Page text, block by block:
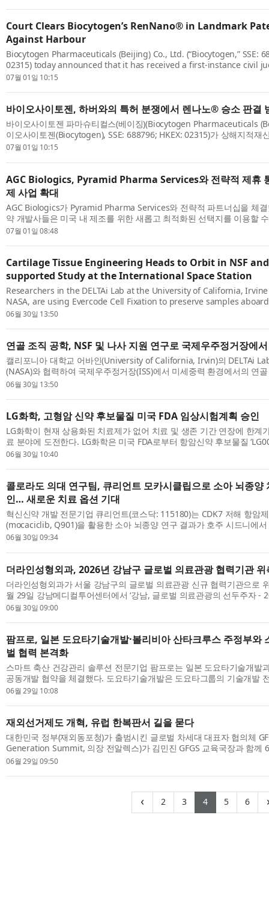
Court Clears Biocytogen’s RenNano® in Landmark
Against Harbour
Biocytogen Pharmaceuticals (Beijing) Co., Ltd. (“Biocytogen,” SSE:
02315) today announced that it has received a first-instance civil
Shanghai Intellectual Property Court. The court ruled that
07월 01일 10:15
바이오사이토젠, 하버와의 특허 분쟁에서 렌나노® 승소 판결
바이오사이토젠 파마슈티컬스(베이징)(Biocytogen Pharmaceuticals
이오사이토젠(Biocytogen), SSE: 688796; HKEX: 02315)가 상해지적재
Intellectual Property Court)으로부터 1심 민사 판결을 받았다고 발표
07월 01일 10:15
AGC Biologics, Pyramid Pharma Services와 전략적 제휴
제 사업 확대
AGC Biologics가 Pyramid Pharma Services와 전략적 파트너십을 체
약 개발사들은 미국 내 제조를 위한 새롭고 최적화된 선택지를 이용할
력은 AGC Biologics의 원료의약품(Drug Substance) 개발 및 제조 전
07월 01일 08:48
Cartilage Tissue Engineering Heads to Orbit in NSF and
supported Study at the International Space Station
Researchers in the DELTAi Lab at the University of California,
NASA, are using Evercode Cell Fixation to preserve samples
Space Station as part of a study of cartilage tissue engineering in
06월 30일 13:50
연골 조직 공학, NSF 및 나사 지원 연구로 국제우주정거장에
캘리포니아 대학교 어바인(University of California, Irvin)의 DELTAi
(NASA)와 협력하여 국제우주정거장(ISS)에서 미세중력 환경에서의 연
일환으로 검체를 보존하기 위해 에버코드 셀 픽세이션(Evercode Cell
06월 30일 13:50
LG화학, 고형암 신약 후보물질 미국 FDA 임상시험계획 승인
LG화학이 현재 상용화된 치료제가 없어 치료 및 생존 기간 연장에 한계
료 분야에 도전한다. LG화학은 미국 FDA로부터 항암신약 후보물질
상 시험계획(IND)을 승인받았다고 30일 밝혔다. ‘LG00313112’는 지난 4
06월 30일 10:40
콜로라도 의대 연구팀, 큐리언트 모카시클립으로 소아 뇌종양
인… 새로운 치료 옵션 기대
혁신신약 개발 전문기업 큐리언트(코스닥: 115180)는 CDK7 저해 항암
(mocaciclib, Q901)을 활용한 소아 뇌종양 연구 결과가 호주 시드니에
종양 심포지엄 2026(ISPNO 2026)에서 구두 발표됐다고 30일 밝혔다.
06월 30일 09:34
더라인성형외과, 2026년 강남구 글로벌 의료관광 협력기관 위
더라인성형외과가 서울 강남구의 글로벌 의료관광 신규 협력기관으로
월 29일 강남메디컬투어센터에서 ‘강남, 글로벌 의료관광의 선두주자 -
협력기관 위촉식’을 개최하고 더라인성형외과를 협력기관으로 위촉했
06월 30일 09:00
팜프로, 일본 도요타기술개발·볼리비아 산타크루스 주정부와
벌 협력 본격화
스마트 축산 건강관리 솔루션 전문기업 팜프로는 일본 도요타기술개발
공동개발 협약을 체결했다. 도요타기술개발은 도요타그룹의 기술개발
차를 넘어 농업과 식량안보 분야로 사업 영역을 확장하고 있다. ◇ 도요
06월 29일 10:08
재외선거제도 개혁, 유럽 한복판서 길을 묻다
대한민국 정부(재외동포청)가 출범시킨 글로벌 차세대 대표자 협의체
Generation Summit, 의장 전알렉스)가 김민진 GFGS 교육국장과 함께
머큐리 하이드파크 호텔(Mercury Hyde Park Hotel) 서펜타인 스위트
06월 29일 09:50
‹ 2(current)
3(current)
4(current)
5 6